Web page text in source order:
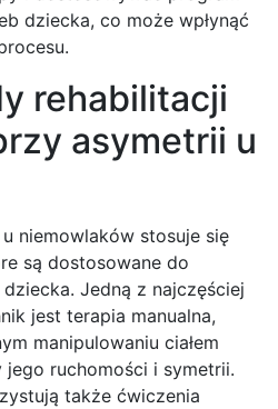
dziecka, co może wpłynąć
rehabilitacji
asymetrii u
niemowlaków stosuje się
są dostosowane do
Jedną z najczęściej
jest terapia manualna,
manipulowaniu ciałem
ruchomości i symetrii.
także ćwiczenia